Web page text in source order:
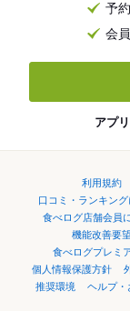
予
会
アプ
利用規約
口コミ・ランキン
食べログ店舗会員
機能改善要望
食べログプレミ
個人情報保護方針
推奨環境
ヘルプ・